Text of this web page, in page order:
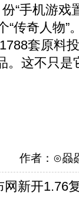
“手机游戏
传奇人物”
套原料
。这不只是
作者：⊙赑
新开1.76